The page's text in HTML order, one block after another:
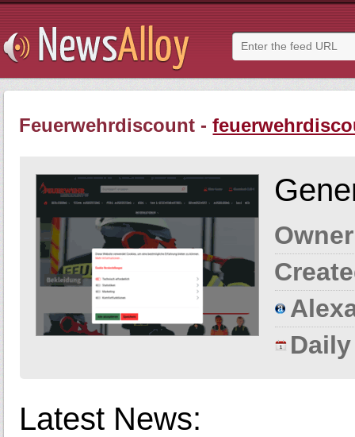
Feuerwehrdiscount -
Latest News: